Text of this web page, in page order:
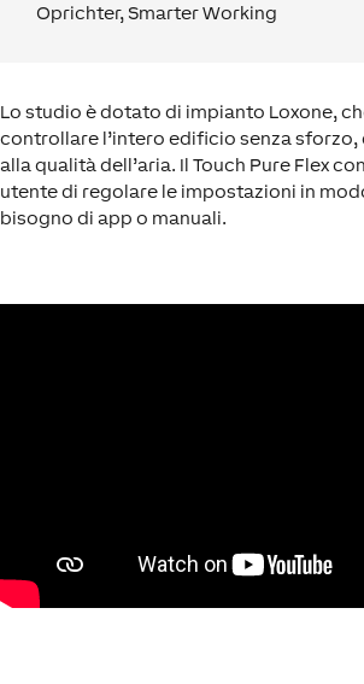
Oprichter, Smarter Working
Lo studio è dotato di impianto Loxone,
controllare l’intero edificio senza sforzo,
alla qualità dell’aria. Il Touch Pure Flex
utente di regolare le impostazioni in
bisogno di app o manuali.